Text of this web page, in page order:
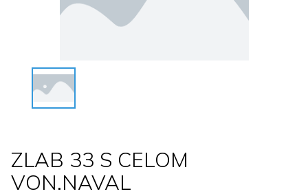
ZLAB 33 S CELOM
VON.NAVAL